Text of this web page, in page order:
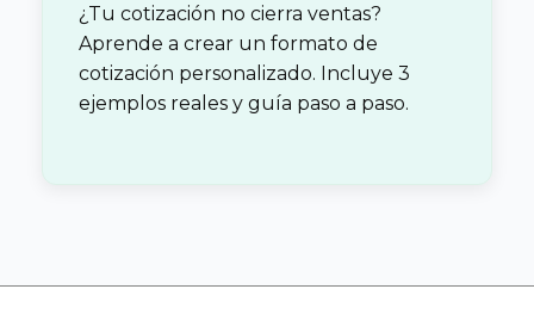
¿Tu cotización no cierra ventas?
Aprende a crear un formato de
cotización personalizado. Incluye 3
ejemplos reales y guía paso a paso.